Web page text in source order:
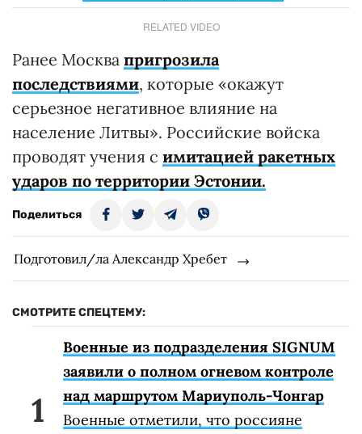
RELATED VIDEO
Ранее Москва пригрозила
последствиями, которые «окажут
серьезное негативное влияние на
население Литвы». Российские войска
проводят учения с имитацией ракетных
ударов по территории Эстонии.
Поделиться
Подготовил/ла Александр Хребет
СМОТРИТЕ СПЕЦТЕМУ:
Военные из подразделения SIGNUM
заявили о полном огневом контроле
над маршрутом Мариуполь-Чонгар
Военные отметили, что россияне